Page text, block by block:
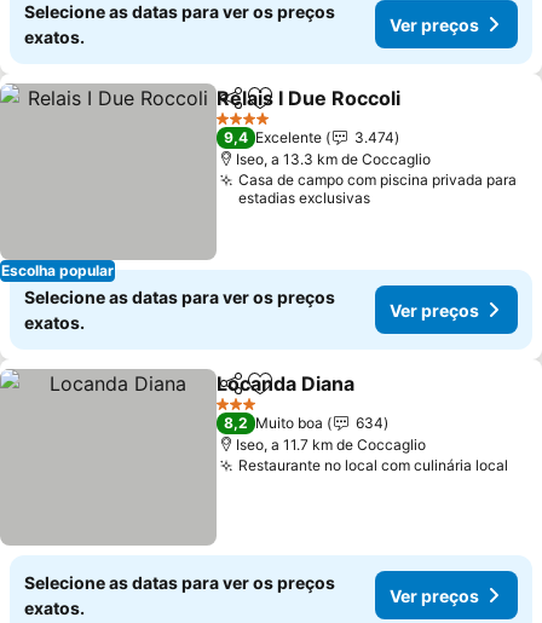
Selecione as datas para ver os preços
exatos.
Ver preços
Escolha popular
PartilharAdicionar aos favoritos
Relais I Due Roccoli
4 Estrelas
9,4 Excelente
3.474
Iseo, a 13.3 km de Coccaglio
Casa de campo com piscina privada para
estadias exclusivas
Selecione as datas para ver os preços
exatos.
Ver preços
PartilharAdicionar aos favoritos
Locanda Diana
3 Estrelas
8,2 Muito boa
634
Iseo, a 11.7 km de Coccaglio
Restaurante no local com culinária local
Selecione as datas para ver os preços
exatos.
Ver preços